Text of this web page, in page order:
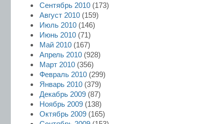
Сентябрь 2010 (173)
Август 2010 (159)
Июль 2010 (146)
Июнь 2010 (71)
Май 2010 (167)
Апрель 2010 (928)
Март 2010 (356)
Февраль 2010 (299)
Январь 2010 (379)
Декабрь 2009 (87)
Ноябрь 2009 (138)
Октябрь 2009 (165)